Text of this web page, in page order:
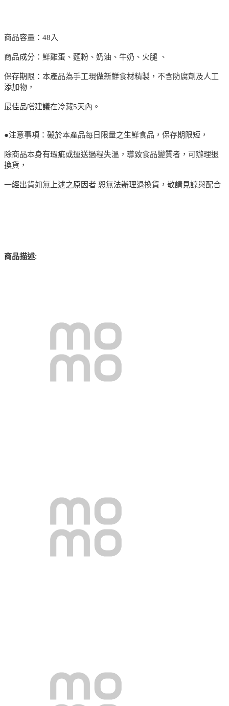
商品容量：48入
商品成分：鮮雞蛋、麵粉、奶油、牛奶、火腿 、
保存期限：本產品為手工現做新鮮食材精製，不含防腐劑及人工
添加物，
最佳品嚐建議在冷藏5天內。
●注意事項：礙於本產品每日限量之生鮮食品，保存期限短，
除商品本身有瑕疵或運送過程失溫，導致食品變質者，可辦理退
換貨，
一經出貨如無上述之原因者 恕無法辦理退換貨，敬請見諒與配合
商品描述: